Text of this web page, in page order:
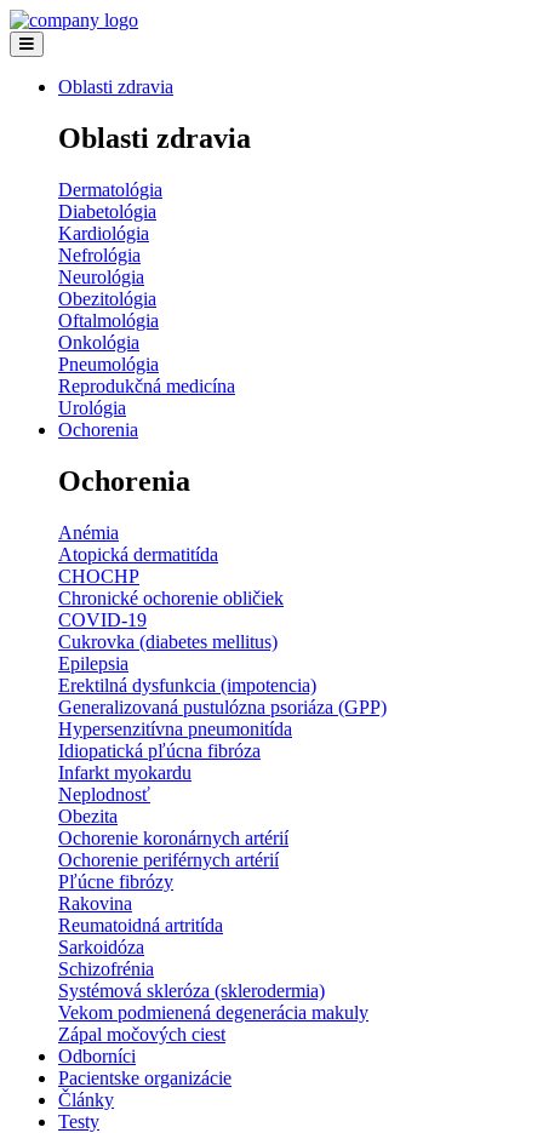
Oblasti zdravia
Oblasti zdravia
Dermatológia
Diabetológia
Kardiológia
Nefrológia
Neurológia
Obezitológia
Oftalmológia
Onkológia
Pneumológia
Reprodukčná medicína
Urológia
Ochorenia
Ochorenia
Anémia
Atopická dermatitída
CHOCHP
Chronické ochorenie obličiek
COVID-19
Cukrovka (diabetes mellitus)
Epilepsia
Erektilná dysfunkcia (impotencia)
Generalizovaná pustulózna psoriáza (GPP)
Hypersenzitívna pneumonitída
Idiopatická pľúcna fibróza
Infarkt myokardu
Neplodnosť
Obezita
Ochorenie koronárnych artérií
Ochorenie periférnych artérií
Pľúcne fibrózy
Rakovina
Reumatoidná artritída
Sarkoidóza
Schizofrénia
Systémová skleróza (sklerodermia)
Vekom podmienená degenerácia makuly
Zápal močových ciest
Odborníci
Pacientske organizácie
Články
Testy